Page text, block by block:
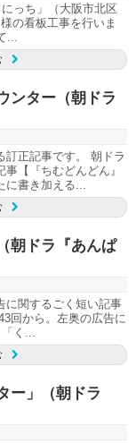
っち」（大阪市北区
の看板工事を行いま
ンター（朝ドラ
訂正記事です。 朝ドラ
事【『ちむどんどん』
書き加える...
朝ドラ『あんぱ
に関するごく短い記事
回から。左奥の広告に
く...
ー」（朝ドラ